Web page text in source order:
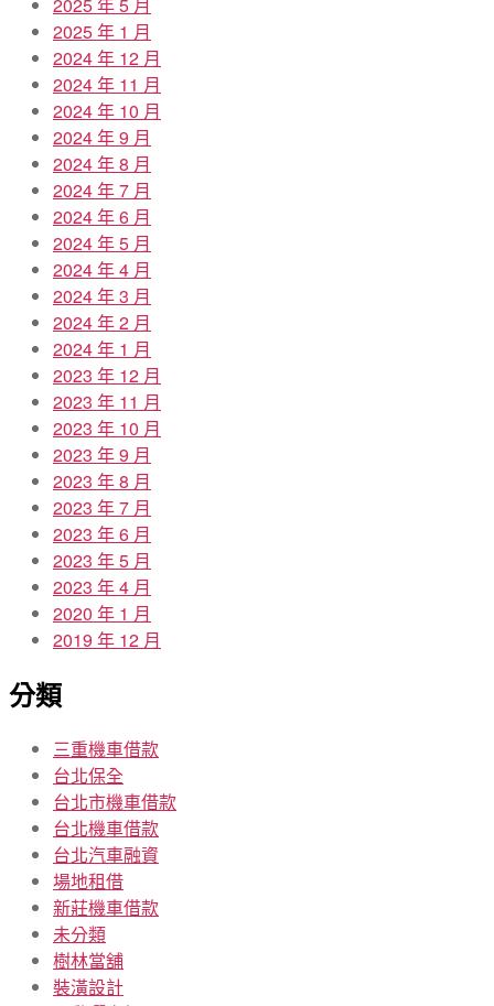
2025 年 5 月
2025 年 1 月
2024 年 12 月
2024 年 11 月
2024 年 10 月
2024 年 9 月
2024 年 8 月
2024 年 7 月
2024 年 6 月
2024 年 5 月
2024 年 4 月
2024 年 3 月
2024 年 2 月
2024 年 1 月
2023 年 12 月
2023 年 11 月
2023 年 10 月
2023 年 9 月
2023 年 8 月
2023 年 7 月
2023 年 6 月
2023 年 5 月
2023 年 4 月
2020 年 1 月
2019 年 12 月
分類
三重機車借款
台北保全
台北市機車借款
台北機車借款
台北汽車融資
場地租借
新莊機車借款
未分類
樹林當舖
裝潢設計